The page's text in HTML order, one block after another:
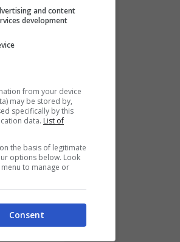
and content
development
from your device
may be stored by,
specifically by this
data. List of
the basis of legitimate
options below. Look
to manage or
Consent